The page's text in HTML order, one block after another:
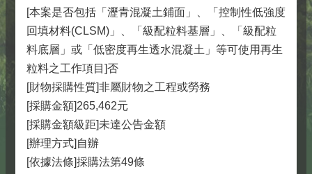
[本案是否包括「瀝青混凝土鋪面」、「控制性低強度
回填材料(CLSM)」、「級配粒料基層」、「級配粒
料底層」或「低密度再生透水混凝土」等可使用再生
粒料之工作項目]否
[財物採購性質]非屬財物之工程或勞務
[採購金額]265,462元
[採購金額級距]未達公告金額
[辦理方式]自辦
[依據法條]採購法第49條